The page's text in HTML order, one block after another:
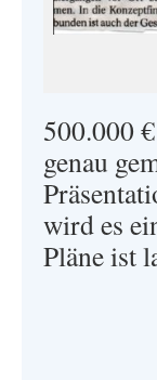
500.000
genau
wird es
Pläne ist